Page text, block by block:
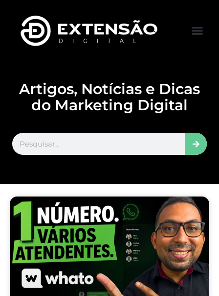
Artigos, Notícias e Dicas
do Marketing Digital